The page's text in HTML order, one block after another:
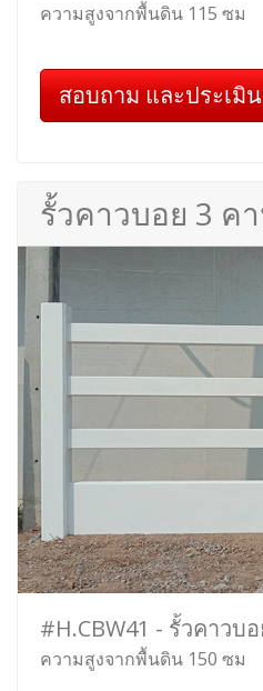
ความสูงจากพื้นดิน 115 ซม
สอบถาม และประเมิ
รั้วคาวบอย 3 ค
#H.CBW41 - รั้วคาวบ
ความสูงจากพื้นดิน 150 ซม